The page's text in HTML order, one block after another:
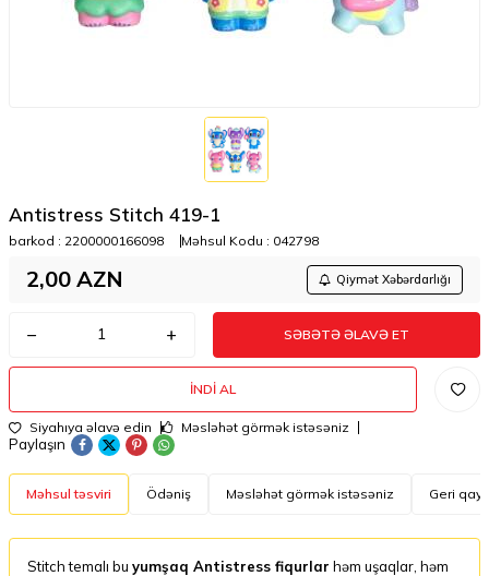
Antistress Stitch 419-1
barkod : 2200000166098 Məhsul Kodu : 042798
2,00 AZN Qiymət Xəbərdarlığı
SƏBƏTƏ ƏLAVƏ ET
İNDI AL
Siyahıya əlavə edin Məsləhət görmək istəsəniz
Paylaşın
Məhsul təsviri Ödəniş Məsləhət görmək istəsəniz Geri
Stitch temalı bu yumşaq Antistress fiqurlar həm uşaqlar, həm